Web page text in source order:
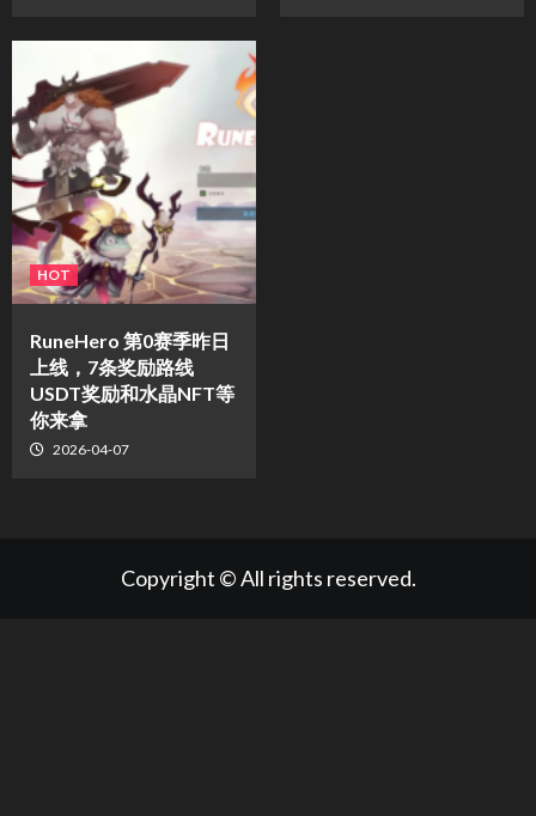
HOT
RuneHero 第0赛季昨日
上线，7条奖励路线
USDT奖励和水晶NFT等
你来拿
2026-04-07
Copyright © All rights reserved.